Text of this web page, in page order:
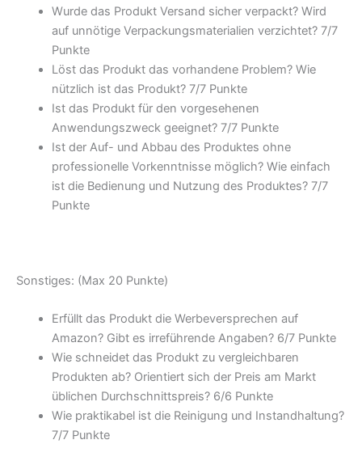
Wurde das Produkt Versand sicher verpackt? Wird
auf unnötige Verpackungsmaterialien verzichtet? 7/7
Punkte
Löst das Produkt das vorhandene Problem? Wie
nützlich ist das Produkt? 7/7 Punkte
Ist das Produkt für den vorgesehenen
Anwendungszweck geeignet? 7/7 Punkte
Ist der Auf- und Abbau des Produktes ohne
professionelle Vorkenntnisse möglich? Wie einfach
ist die Bedienung und Nutzung des Produktes? 7/7
Punkte
Sonstiges: (Max 20 Punkte)
Erfüllt das Produkt die Werbeversprechen auf
Amazon? Gibt es irreführende Angaben? 6/7 Punkte
Wie schneidet das Produkt zu vergleichbaren
Produkten ab? Orientiert sich der Preis am Markt
üblichen Durchschnittspreis? 6/6 Punkte
Wie praktikabel ist die Reinigung und Instandhaltung?
7/7 Punkte